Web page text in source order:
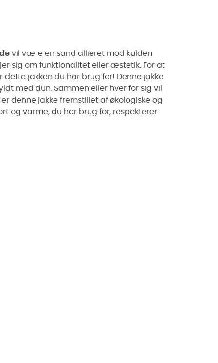
vil være en sand allieret mod kulden
sig om funktionalitet eller æstetik. For at
dette jakken du har brug for! Denne jakke
med dun. Sammen eller hver for sig vil
denne jakke fremstillet af økologiske og
og varme, du har brug for, respekterer